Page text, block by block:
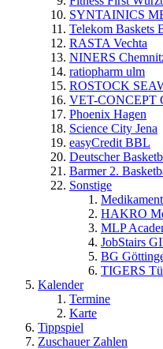
SYNTAINICS
Telekom Baskets
RASTA Vechta
NINERS
ratiopharm ulm
ROSTOCK
VET-CONCEPT
Phoenix Hagen
Science City Jena
easyCredit BBL
Deutscher
Barmer 2.
Sonstige
HAKRO
MLP
JobStairs
BG
TIGERS
Kalender
Termine
Karte
Tippspiel
Zuschauer Zahlen